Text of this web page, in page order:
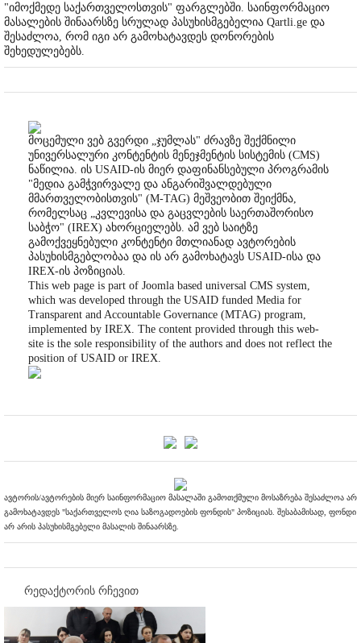
"იმოქმედე საქართველოსთვის" ფარგლებში. საინფორმაციო
მასალების შინაარსზე სრულად პასუხისმგებელია Qartli.ge და
შესაძლოა, რომ იგი არ გამოხატავდეს დონორების
შეხედულებებს.
მოცემული ვებ გვერდი „ჯუმლას" ძრავზე შექმნილი
უნივერსალური კონტენტის მენეჯმენტის სისტემის (CMS)
ნაწილია. ის USAID-ის მიერ დაფინანსებული პროგრამის
"მედია გამჭვირვალე და ანგარიშვალდებული
მმართველობისთვის" (M-TAG) მეშვეობით შეიქმნა,
რომელსაც „კვლევისა და გაცვლების საერთაშორისო
საბჭო" (IREX) ახორციელებს. ამ ვებ საიტზე
გამოქვეყნებული კონტენტი მთლიანად ავტორების
პასუხისმგებლობაა და ის არ გამოხატავს USAID-ისა და
IREX-ის პოზიციას.
This web page is part of Joomla based universal CMS system,
which was developed through the USAID funded Media for
Transparent and Accountable Governance (MTAG) program,
implemented by IREX. The content provided through this web-
site is the sole responsibility of the authors and does not reflect the
position of USAID or IREX.
ავტორის/ავტორების მიერ საინფორმაციო მასალაში გამოთქმული მოსაზრება შესაძლოა არ
გამოხატავდეს "საქართველოს ღია საზოგადოების ფონდის" პოზიციას. შესაბამისად, ფონდი
არ არის პასუხისმგებელი მასალის შინაარსზე.
რედაქტორის რჩევით